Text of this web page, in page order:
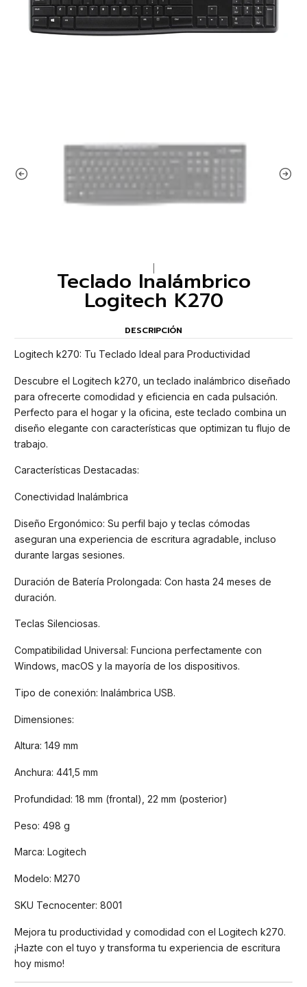
Teclado Inalámbrico
Logitech K270
DESCRIPCIÓN
Logitech k270: Tu Teclado Ideal para Productividad
Descubre el Logitech k270, un teclado inalámbrico diseñado
para ofrecerte comodidad y eficiencia en cada pulsación.
Perfecto para el hogar y la oficina, este teclado combina un
diseño elegante con características que optimizan tu flujo de
trabajo.
Características Destacadas:
Conectividad Inalámbrica
Diseño Ergonómico: Su perfil bajo y teclas cómodas
aseguran una experiencia de escritura agradable, incluso
durante largas sesiones.
Duración de Batería Prolongada: Con hasta 24 meses de
duración.
Teclas Silenciosas.
Compatibilidad Universal: Funciona perfectamente con
Windows, macOS y la mayoría de los dispositivos.
Tipo de conexión: Inalámbrica USB.
Dimensiones:
Altura: 149 mm
Anchura: 441,5 mm
Profundidad: 18 mm (frontal), 22 mm (posterior)
Peso: 498 g
Marca: Logitech
Modelo: M270
SKU Tecnocenter: 8001
Mejora tu productividad y comodidad con el Logitech k270.
¡Hazte con el tuyo y transforma tu experiencia de escritura
hoy mismo!